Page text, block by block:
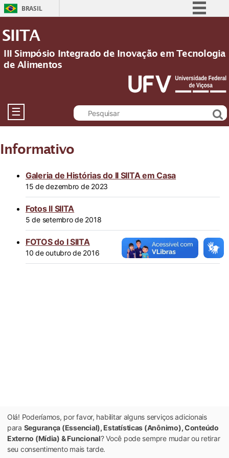
BRASIL
Participe
Acesso à informação
Legislação
Canais
SIITA
III Simpósio Integrado de Inovação em Tecnologia
de Alimentos
☰
Informativo
Galeria de Histórias do II SIITA em Casa
15 de dezembro de 2023
Fotos II SIITA
5 de setembro de 2018
FOTOS do I SIITA
10 de outubro de 2016
Olá! Poderíamos, por favor, habilitar alguns serviços adicionais
para Segurança (Essencial), Estatísticas (Anônimo), Conteúdo
Externo (Mídia) & Funcional? Você pode sempre mudar ou retirar
seu consentimento mais tarde.